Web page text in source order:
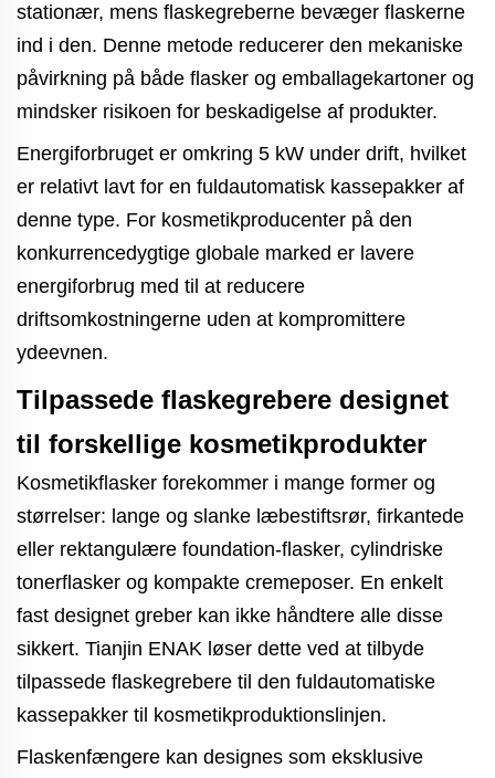
stationær, mens flaskegreberne bevæger flaskerne
ind i den. Denne metode reducerer den mekaniske
påvirkning på både flasker og emballagekartoner og
mindsker risikoen for beskadigelse af produkter.
Energiforbruget er omkring 5 kW under drift, hvilket
er relativt lavt for en fuldautomatisk kassepakker af
denne type. For kosmetikproducenter på den
konkurrencedygtige globale marked er lavere
energiforbrug med til at reducere
driftsomkostningerne uden at kompromittere
ydeevnen.
Tilpassede flaskegrebere designet
til forskellige kosmetikprodukter
Kosmetikflasker forekommer i mange former og
størrelser: lange og slanke læbestiftsrør, firkantede
eller rektangulære foundation-flasker, cylindriske
tonerflasker og kompakte cremeposer. En enkelt
fast designet greber kan ikke håndtere alle disse
sikkert. Tianjin ENAK løser dette ved at tilbyde
tilpassede flaskegrebere til den fuldautomatiske
kassepakker til kosmetikproduktionslinjen.
Flaskenfængere kan designes som eksklusive